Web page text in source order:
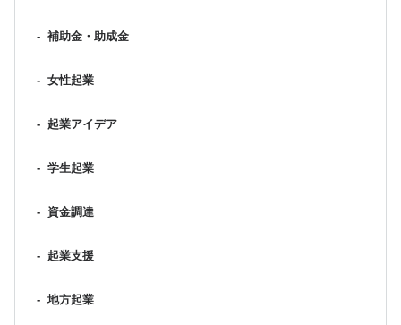
- 補助金・助成金
- 女性起業
- 起業アイデア
- 学生起業
- 資金調達
- 起業支援
- 地方起業